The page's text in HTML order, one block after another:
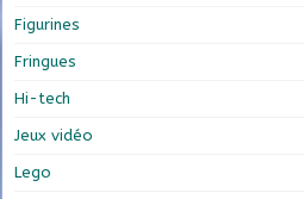
Figurines
Fringues
Hi-tech
Jeux vidéo
Lego